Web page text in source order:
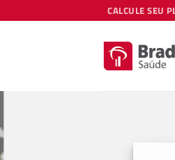
to
CALCULE SEU